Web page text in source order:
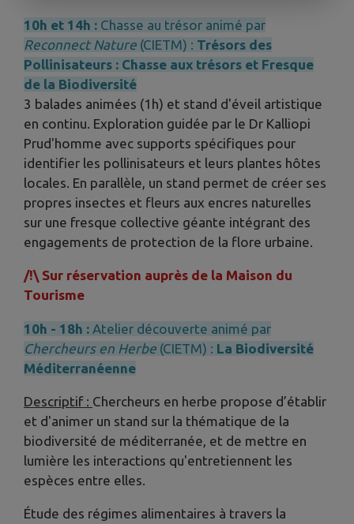
10h et 14h : Chasse au trésor animé par
Reconnect Nature (CIETM) : Trésors des
Pollinisateurs : Chasse aux trésors et Fresque
de la Biodiversité
3 balades animées (1h) et stand d'éveil artistique
en continu. Exploration guidée par le Dr Kalliopi
Prud'homme avec supports spécifiques pour
identifier les pollinisateurs et leurs plantes hôtes
locales. En parallèle, un stand permet de créer ses
propres insectes et fleurs aux encres naturelles
sur une fresque collective géante intégrant des
engagements de protection de la flore urbaine.
/!\ Sur réservation auprès de la Maison du
Tourisme
10h - 18h : Atelier découverte animé par
Chercheurs en Herbe (CIETM) : La Biodiversité
Méditerranéenne
Descriptif : Chercheurs en herbe propose d’établir
et d'animer un stand sur la thématique de la
biodiversité de méditerranée, et de mettre en
lumière les interactions qu'entretiennent les
espèces entre elles.
Étude des régimes alimentaires à travers la